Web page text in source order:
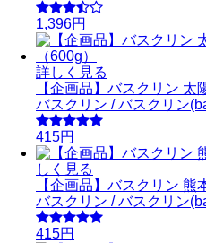
1,396円
詳しく見る
【企画品】バスクリン 太
バスクリン / バスクリン
415円
しく見る
【企画品】バスクリン 熊
バスクリン / バスクリン
415円